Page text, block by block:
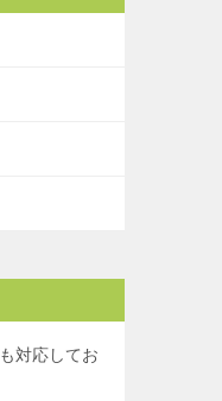
も対応してお